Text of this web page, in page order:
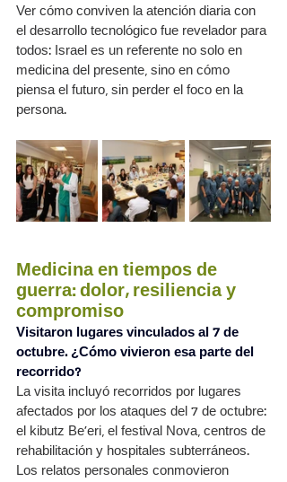
Ver cómo conviven la atención diaria con
el desarrollo tecnológico fue revelador para
todos: Israel es un referente no solo en
medicina del presente, sino en cómo
piensa el futuro, sin perder el foco en la
persona.
Medicina en tiempos de
guerra: dolor, resiliencia y
compromiso
Visitaron lugares vinculados al 7 de
octubre. ¿Cómo vivieron esa parte del
recorrido?
La visita incluyó recorridos por lugares
afectados por los ataques del 7 de octubre:
el kibutz Be’eri, el festival Nova, centros de
rehabilitación y hospitales subterráneos.
Los relatos personales conmovieron